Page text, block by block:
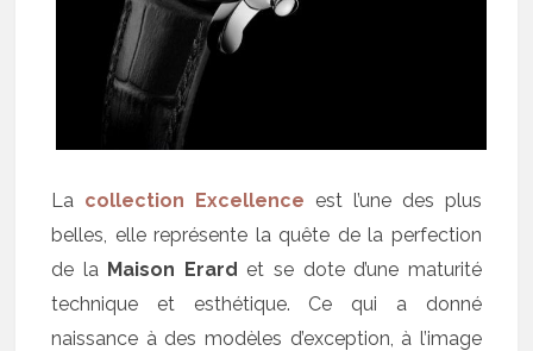
La collection Excellence est l’une des plus
belles, elle représente la quête de la perfection
de la Maison Erard et se dote d’une maturité
technique et esthétique. Ce qui a donné
naissance à des modèles d’exception, à l’image